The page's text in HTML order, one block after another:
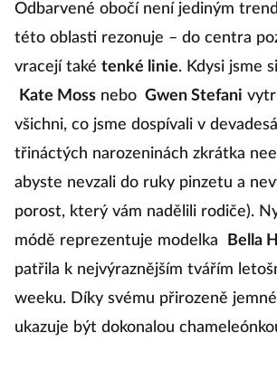
Odbarvené obočí není jediným
této oblasti rezonuje – do centra
vracejí také tenké linie. Kdysi jsme
Kate Mossnebo Gwen Stefani
všichni, co jsme dospívali v
třináctých narozeninách zkrátka
abyste nevzali do ruky pinzetu a
porost, který vám nadělili rodiče).
módě reprezentuje modelka
Bella
patřila k nejvýraznějším tvářím
weeku. Díky svému přirozeně
ukazuje být dokonalou